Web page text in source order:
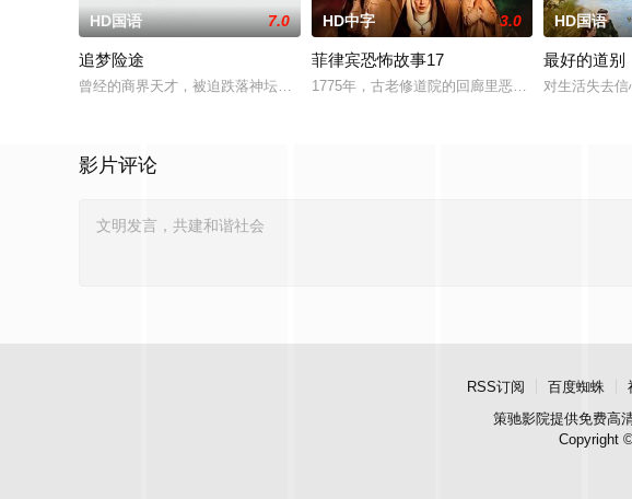
HD国语 7.0
追梦险途
曾经的商界天才，被迫跌落神坛。被那微不足道的成就麻醉过后他该如何面对现实，能
HD中字 3.0
菲律宾恐怖故事17
1775年，古老修道院的回廊里恶灵潜藏，血腥诅
HD国语
最好的道别
对生活失去
影片评论
RSS订阅 百度蜘蛛
策驰影院提供免费高
Copyright